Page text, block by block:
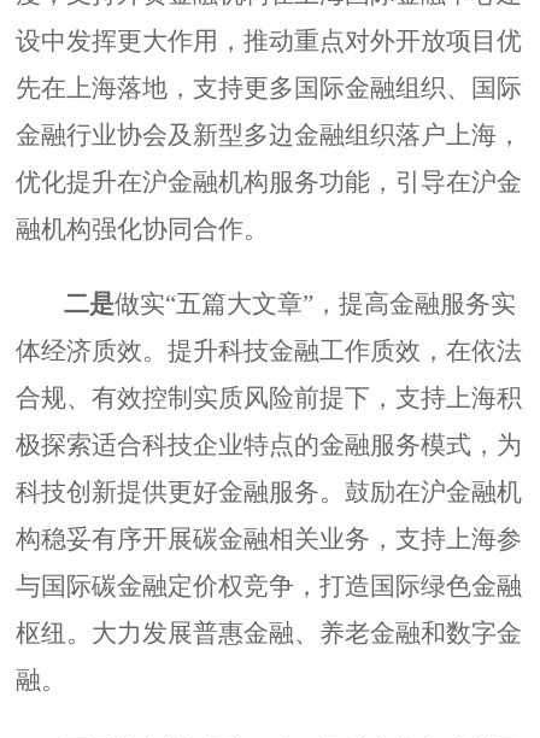
设中发挥更大作用，推动重点对外开放项目优
先在上海落地，支持更多国际金融组织、国际
金融行业协会及新型多边金融组织落户上海，
优化提升在沪金融机构服务功能，引导在沪金
融机构强化协同合作。
二是做实“五篇大文章”，提高金融服务实
体经济质效。提升科技金融工作质效，在依法
合规、有效控制实质风险前提下，支持上海积
极探索适合科技企业特点的金融服务模式，为
科技创新提供更好金融服务。鼓励在沪金融机
构稳妥有序开展碳金融相关业务，支持上海参
与国际碳金融定价权竞争，打造国际绿色金融
枢纽。大力发展普惠金融、养老金融和数字金
融。